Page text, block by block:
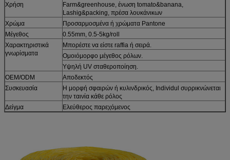
Χρήση
Farm&greenhouse, ένωση tomato&banana,
Lashig&packing, πρέσα λουκάνικων
Χρώμα
Προσαρμοσμένα ή χρώματα Pantone
Μέγεθος
0.55mm, 0.5-5kg/roll
Χαρακτηριστικά
γνωρίσματα
Μπορέστε να είστε raffia ή σειρά.
Ομοιόμορφο μέγεθος ρόλων.
Υψηλή UV σταθεροποίηση.
OEM/ODM
Αποδεκτός
Συσκευασία
Η μορφή σφαιρών ή κυλινδρικός, Individul συρρικνώνεται
την ταινία κάθε ρόλος
Δείγμα
Ελεύθερος παρεχόμενος